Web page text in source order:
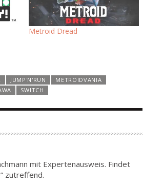
Metroid Dread
JUMP'N'RUN
METROIDVANIA
SWITCH
mit Expertenausweis. Findet
zutreffend.